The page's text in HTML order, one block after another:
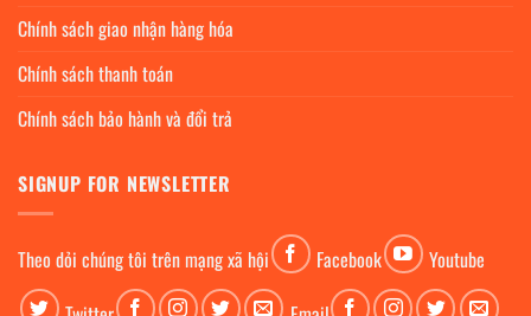
Chính sách giao nhận hàng hóa
Chính sách thanh toán
Chính sách bảo hành và đổi trả
SIGNUP FOR NEWSLETTER
Theo dỏi chúng tôi trên mạng xã hội Facebook
Youtube